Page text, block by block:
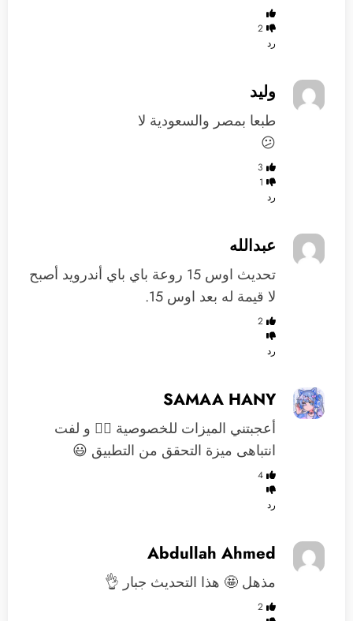
2
رد
وليد
طبعا بمصر والسعودية لا
😕
3
1
رد
عبدالله
تحديث اوس 15 روعة باي باي أندرويد أصبح
لا قيمة له بعد اوس 15.
2
رد
SAMAA HANY
أعجبتني الميزات للخصوصية 👍🏻 و لفت
انتباهى ميزة التحقق من التطبيق 😃
4
رد
Abdullah Ahmed
مذهل 🤩 هذا التحديث جبار 👌
2